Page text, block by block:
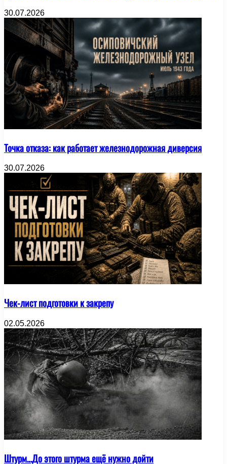
30.07.2026
Точка отказа: как работает железнодорожная диверсия
30.07.2026
Чек-лист подготовки к закрепу
02.05.2026
Штурм…До этого штурма ещё нужно дойти